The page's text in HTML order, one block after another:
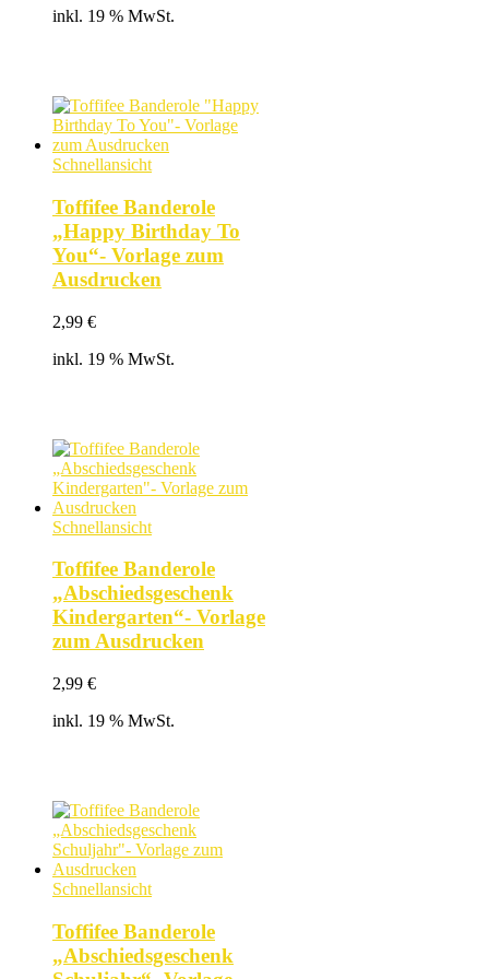
inkl. 19 % MwSt.
Schnellansicht
Toffifee Banderole
„Happy Birthday To
You“- Vorlage zum
Ausdrucken
2,99 €
inkl. 19 % MwSt.
Schnellansicht
Toffifee Banderole
„Abschiedsgeschenk
Kindergarten“- Vorlage
zum Ausdrucken
2,99 €
inkl. 19 % MwSt.
Schnellansicht
Toffifee Banderole
„Abschiedsgeschenk